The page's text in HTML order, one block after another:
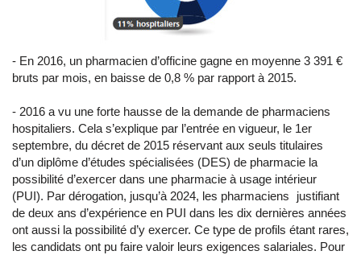
- En 2016, un pharmacien d’officine gagne en moyenne 3 391 €
bruts par mois, en baisse de 0,8 % par rapport à 2015.
- 2016 a vu une forte hausse de la demande de pharmaciens
hospitaliers. Cela s’explique par l’entrée en vigueur, le 1er
septembre, du décret de 2015 réservant aux seuls titulaires
d’un diplôme d’études spécialisées (DES) de pharmacie la
possibilité d’exercer dans une pharmacie à usage intérieur
(PUI). Par dérogation, jusqu’à 2024, les pharmaciens justifiant
de deux ans d’expérience en PUI dans les dix dernières années
ont aussi la possibilité d’y exercer. Ce type de profils étant rares,
les candidats ont pu faire valoir leurs exigences salariales. Pour